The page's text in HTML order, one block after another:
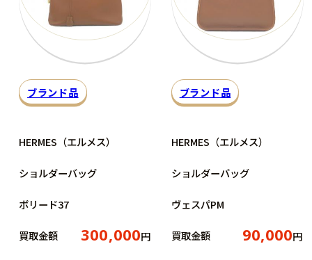
ブランド品
HERMES（エルメス）
ショルダーバッグ
ボリード37
買取金額 300,000円
ブランド品
HERMES（エルメス）
ショルダーバッグ
ヴェスパPM
買取金額 90,000円